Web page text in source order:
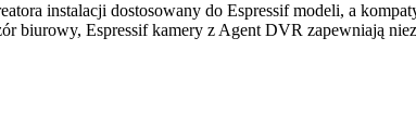
instalacji dostosowany do Espressif modeli, a
biurowy, Espressif kamery z Agent DVR zapewniają